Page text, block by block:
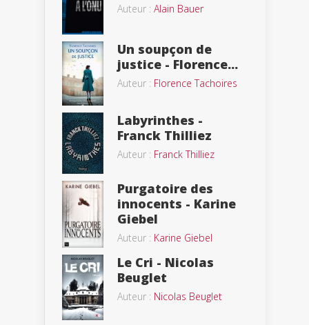
Auteur : Alain Bauer
Un soupçon de
justice - Florence...
Auteur : Florence Tachoires
Labyrinthes -
Franck Thilliez
Auteur : Franck Thilliez
Purgatoire des
innocents - Karine
Giebel
Auteur : Karine Giebel
Le Cri - Nicolas
Beuglet
Auteur : Nicolas Beuglet